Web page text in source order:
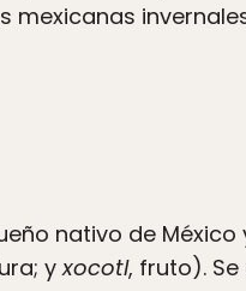
mexicanas
nativo de México
yxocotl, fruto).